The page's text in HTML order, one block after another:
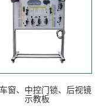
窗、中控门锁、后视镜
示教板